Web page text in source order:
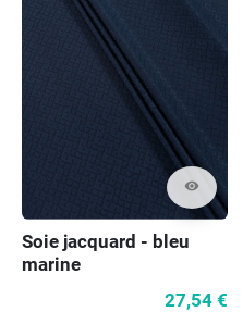
visibility
Soie jacquard - bleu
marine
27,54 €